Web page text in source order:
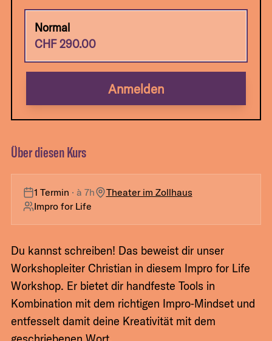
Normal
CHF290.00
Anmelden
Über diesen Kurs
1 Termin · à7h
Theater im Zollhaus
Impro for Life
Du kannst schreiben! Das beweist dir unser
Workshopleiter Christian in diesem Impro for Life
Workshop. Er bietet dir handfeste Tools in
Kombination mit dem richtigen Impro‑Mindset und
entfesselt damit deine Kreativität mit dem